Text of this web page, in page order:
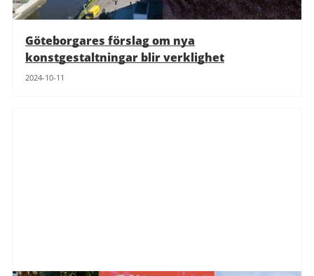
Göteborgares förslag om nya
konstgestaltningar blir verklighet
2024-10-11